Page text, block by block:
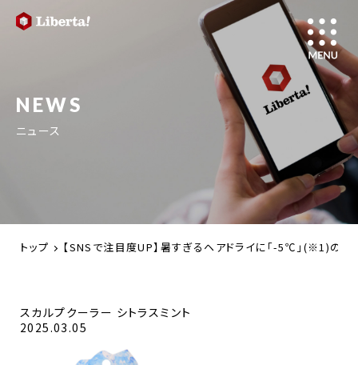
NEWS
ニュース
トップ 【SNSで注目度UP】暑すぎるヘアドライに「-5℃」(※1)の
スカルプクーラー シトラスミント
2025.03.05